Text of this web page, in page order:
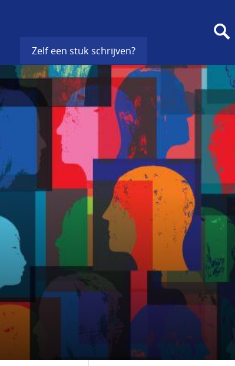
Zelf een stuk schrijven?